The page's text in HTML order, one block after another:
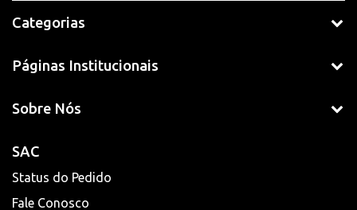
Categorias
Páginas Institucionais
Sobre Nós
SAC
Status do Pedido
Fale Conosco